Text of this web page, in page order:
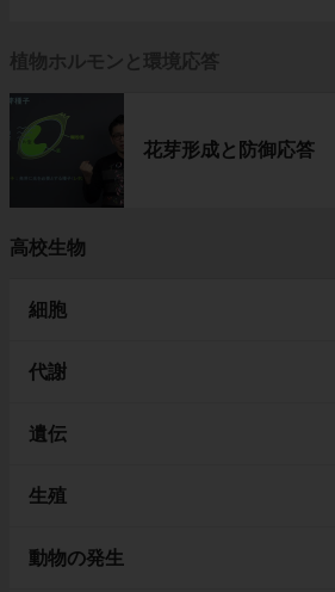
植物ホルモンと環境応答
花芽形成と防御応答
高校生物
細胞
代謝
遺伝
生殖
動物の発生